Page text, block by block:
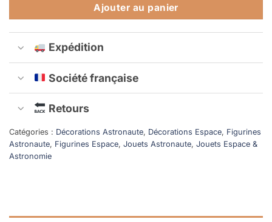
Ajouter au panier
Expédition
Société française
Retours
Catégories : Décorations Astronaute, Décorations Espace, Figurines
Astronaute, Figurines Espace, Jouets Astronaute, Jouets Espace &
Astronomie